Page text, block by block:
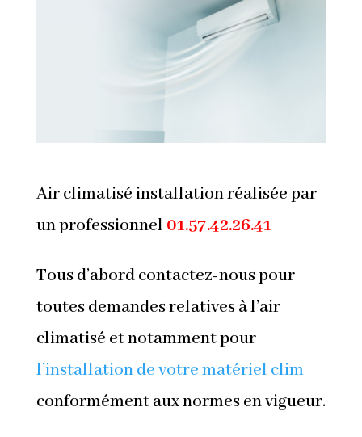
Air climatisé installation réalisée par
un professionnel 01.57.42.26.41
Tous d’abord contactez-nous pour
toutes demandes relatives à l’air
climatisé et notamment pour
l’installation de votre matériel clim
conformément aux normes en vigueur.